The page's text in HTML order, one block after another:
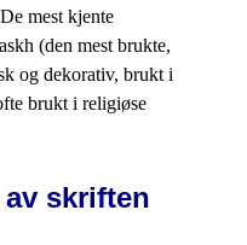
mest kjente
(den mest brukte,
og dekorativ, brukt i
brukt i religiøse
skriften